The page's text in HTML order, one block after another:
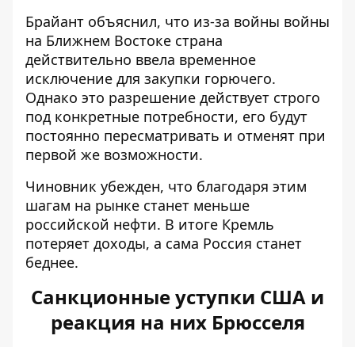
Брайант объяснил, что из-за войны войны
на Ближнем Востоке страна
действительно ввела временное
исключение для закупки горючего.
Однако это разрешение действует строго
под конкретные потребности, его будут
постоянно пересматривать и отменят при
первой же возможности.
Чиновник убежден, что благодаря этим
шагам на рынке станет меньше
российской нефти. В итоге Кремль
потеряет доходы, а сама Россия станет
беднее.
Санкционные уступки США и
реакция на них Брюсселя